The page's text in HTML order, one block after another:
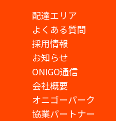
配達エリア
よくある質問
採用情報
お知らせ
ONIGO通信
会社概要
オニゴーパーク
協業パートナー